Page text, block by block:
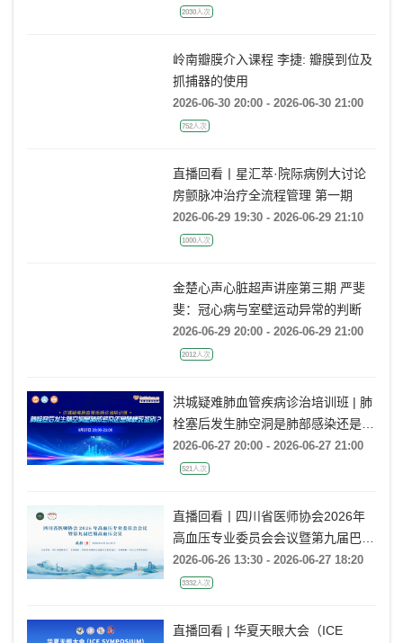
2030人次
岭南瓣膜介入课程 李捷: 瓣膜到位及
抓捕器的使用
2026-06-30 20:00 - 2026-06-30 21:00
752人次
直播回看丨星汇萃·院际病例大讨论
房颤脉冲治疗全流程管理 第一期
2026-06-29 19:30 - 2026-06-29 21:10
1000人次
金楚心声心脏超声讲座第三期 严斐
斐：冠心病与室壁运动异常的判断
2026-06-29 20:00 - 2026-06-29 21:00
2012人次
洪城疑难肺血管疾病诊治培训班 | 肺
栓塞后发生肺空洞是肺部感染还是肺
梗死鉴别？
2026-06-27 20:00 - 2026-06-27 21:00
521人次
直播回看丨四川省医师协会2026年
高血压专业委员会会议暨第九届巴蜀
高血压会议
2026-06-26 13:30 - 2026-06-27 18:20
3332人次
直播回看 | 华夏天眼大会（ICE